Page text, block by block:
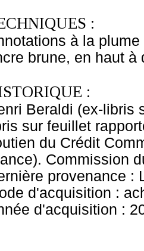
:
à la
brune, en haut à
:
Beraldi (ex-libris
sur feuillet
du Crédit
Commission
provenance :
d'acquisition :
d'acquisition :